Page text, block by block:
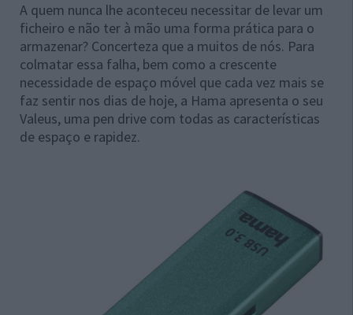
A quem nunca lhe aconteceu necessitar de levar um
ficheiro e não ter à mão uma forma prática para o
armazenar? Concerteza que a muitos de nós. Para
colmatar essa falha, bem como a crescente
necessidade de espaço móvel que cada vez mais se
faz sentir nos dias de hoje, a Hama apresenta o seu
Valeus, uma pen drive com todas as características
de espaço e rapidez.